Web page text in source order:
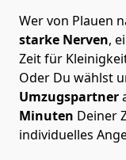
Wer von Plauen
starke Nerven,
Zeit für
Oder Du wählst
Umzugspartner
Minuten Deiner
individuelles